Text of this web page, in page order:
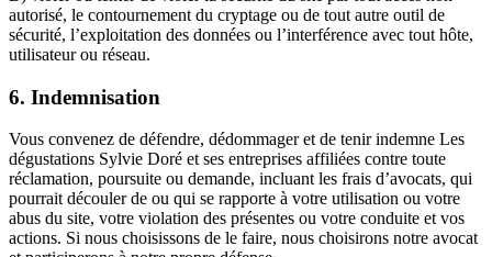
autorisé, le contournement du cryptage ou de tout autre outil de
sécurité, l’exploitation des données ou l’interférence avec tout hôte,
utilisateur ou réseau.
6. Indemnisation
Vous convenez de défendre, dédommager et de tenir indemne Les
dégustations Sylvie Doré et ses entreprises affiliées contre toute
réclamation, poursuite ou demande, incluant les frais d’avocats, qui
pourrait découler de ou qui se rapporte à votre utilisation ou votre
abus du site, votre violation des présentes ou votre conduite et vos
actions. Si nous choisissons de le faire, nous choisirons notre avocat